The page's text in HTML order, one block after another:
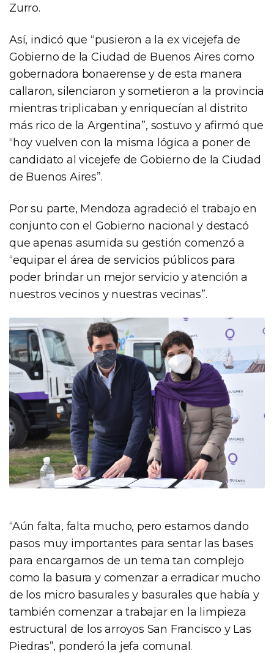
Zurro.
Así, indicó que “pusieron a la ex vicejefa de
Gobierno de la Ciudad de Buenos Aires como
gobernadora bonaerense y de esta manera
callaron, silenciaron y sometieron a la provincia
mientras triplicaban y enriquecían al distrito
más rico de la Argentina”, sostuvo y afirmó que
“hoy vuelven con la misma lógica a poner de
candidato al vicejefe de Gobierno de la Ciudad
de Buenos Aires”.
Por su parte, Mendoza agradeció el trabajo en
conjunto con el Gobierno nacional y destacó
que apenas asumida su gestión comenzó a
“equipar el área de servicios públicos para
poder brindar un mejor servicio y atención a
nuestros vecinos y nuestras vecinas”.
“Aún falta, falta mucho, pero estamos dando
pasos muy importantes para sentar las bases
para encargarnos de un tema tan complejo
como la basura y comenzar a erradicar mucho
de los micro basurales y basurales que había y
también comenzar a trabajar en la limpieza
estructural de los arroyos San Francisco y Las
Piedras”, ponderó la jefa comunal.